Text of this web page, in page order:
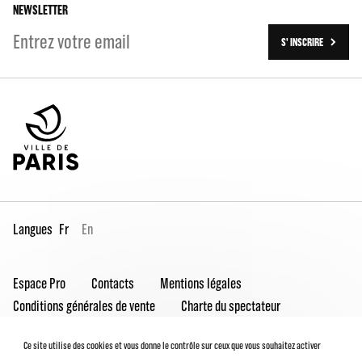
NEWSLETTER
S' INSCRIRE
Langues Fr En
Espace Pro Contacts
Mentions légales
Conditions générales de vente
Charte du spectateur
Ce site utilise des cookies et vous donne le contrôle sur ceux que vous souhaitez activer